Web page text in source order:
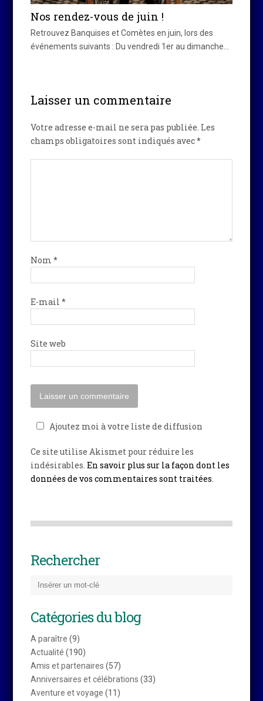
Nos rendez-vous de juin !
Retrouvez Banquises et Comètes en juin, lors des
événements suivants : Du vendredi 1er au dimanche…
Laisser un commentaire
Votre adresse e-mail ne sera pas publiée. Les
champs obligatoires sont indiqués avec*
Nom*
E-mail*
Site web
Ajoutez moi à votre liste de diffusion
Ce site utilise Akismet pour réduire les
indésirables.En savoir plus sur la façon dont les
données de vos commentaires sont traitées.
Rechercher
Catégories du blog
A paraître (9)
Actualité (190)
Amis et partenaires (57)
Anniversaires et célébrations (33)
Aventure et voyage (11)